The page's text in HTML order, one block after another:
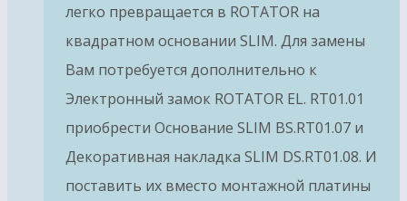
легко превращается в ROTATOR на
квадратном основании SLIM. Для замены
Вам потребуется дополнительно к
Электронный замок ROTATOR EL. RT01.01
приобрести Основание SLIM BS.RT01.07 и
Декоративная накладка SLIM DS.RT01.08. И
поставить их вместо монтажной платины